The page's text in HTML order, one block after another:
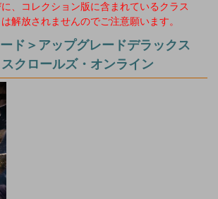
に、コレクション版に含まれているクラス
解放されませんのでご注意願います。
ド＞アップグレードデラックス
クロールズ・オンライン